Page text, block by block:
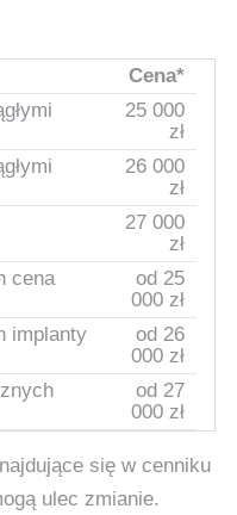
Cena*
25 000
zł
26 000
zł
27 000
zł
cena
od 25
000 zł
implanty
od 26
000 zł
od 27
000 zł
się w cenniku
ulec zmianie.